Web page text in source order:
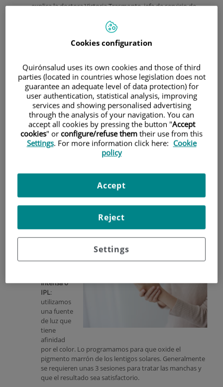
explica la doctora Victoria Trasmonte, jefa de servicio de
las de tu
madre o tu
abuela te
darán una
pista de cómo
está
envejeciendo tu piel. A pesar de la gran exposición que
sufren al sol, a los productos detergentes o al frío entre
otros, no les prestamos tanto cuidado como precisan y eso
hace que la pérdida de elasticidad, vitalidad y las manchas
preocupar a partir de los 40-50 años, el rejuvenecimiento de
las manos contrarrestará estos signos proporcionando una
Los tres tratamientos más demandados para rejuvenecer
las manos en nuestra consulta
laluz
intensa o
IPL:
utilizamos
una fuente
de luz que
tiene
afinidad
por el color. Lo programamos para que oxide el
pigmento marrón de los lentigos solares. Generalmente
se requieren unas 3 sesiones para tratar las manchas y
que el resultado sea satisfactorio.
Cookies configuration
Quirónsalud uses its own cookies and those of third
parties (located in countries whose legislation does not
guarantee an adequate level of data protection) for
user authentication, statistical analysis, improving
services and showing personalised advertising
through the analysis of your navigation. You can
accept all cookies by pressing the button "Accept
cookies" or configure/refuse them their use from this
Settings. For more information click here: Cookie
policy
Settings
Reject
Accept